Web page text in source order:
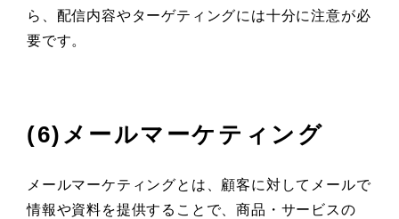
ら、配信内容やターゲティングには十分に注意が必
要です。
(6)メールマーケティング
メールマーケティングとは、顧客に対してメールで
情報や資料を提供することで、商品・サービスの